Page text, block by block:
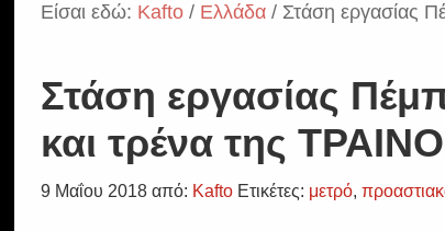
Είσαι εδώ: Kafto / Ελλάδα / Στάση εργασίας
Στάση εργασίας
και τρένα της
9 Μαΐου 2018 από: Kafto Ετικέτες: μετρό,